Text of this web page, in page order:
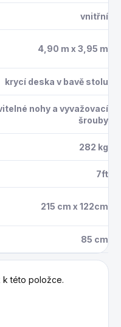
vnitřní
4,90 m x 3,95 m
krycí deska v bavě stolu
nohy a vyvažovací
šrouby
282 kg
7ft
215 cm x 122cm
85 cm
k této položce.